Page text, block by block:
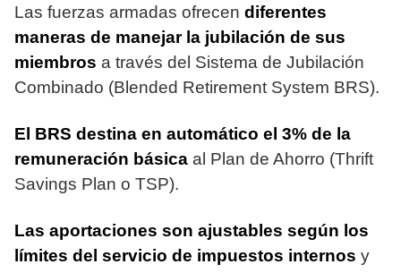
Las fuerzas armadas ofrecen diferentes
maneras de manejar la jubilación de sus
miembros a través del Sistema de Jubilación
Combinado (Blended Retirement System BRS).
El BRS destina en automático el 3% de la
remuneración básica al Plan de Ahorro (Thrift
Savings Plan o TSP).
Las aportaciones son ajustables según los
límites del servicio de impuestos internos y